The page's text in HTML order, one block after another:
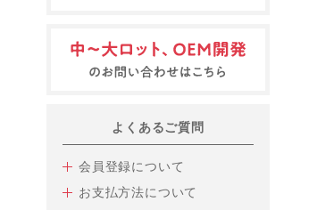
よくあるご質問
会員登録について
お支払方法について